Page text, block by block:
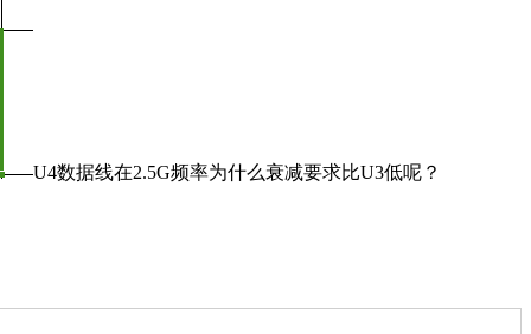
U4数据线在2.5G频率为什么衰减要求比U3低呢？